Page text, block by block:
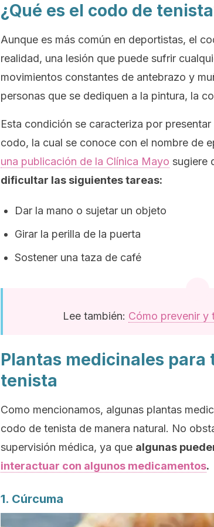
¿Qué es el codo de
Aunque es más común en deportistas, el
realidad, una lesión que puede sufrir
movimientos constantes de antebrazo y
personas que se dediquen a la pintura, la
Esta condición se caracteriza por
codo, la cual se conoce con el nombre de
una publicación de la Clínica Mayo sugiere
dificultar las siguientes tareas:
Dar la mano o sujetar un objeto
Girar la perilla de la puerta
Sostener una taza de café
Lee también: Cómo prevenir y
Plantas medicinales para
tenista
Como mencionamos, algunas plantas
codo de tenista de manera natural. No
supervisión médica, ya que algunas
interactuar con algunos medicamentos.
1. Cúrcuma